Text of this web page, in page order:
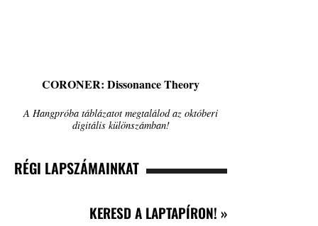
CORONER: Dissonance Theory
A Hangpróba táblázatot megtalálod az októberi
digitális különszámban!
RÉGI LAPSZÁMAINKAT
KERESD A LAPTAPÍRON! »